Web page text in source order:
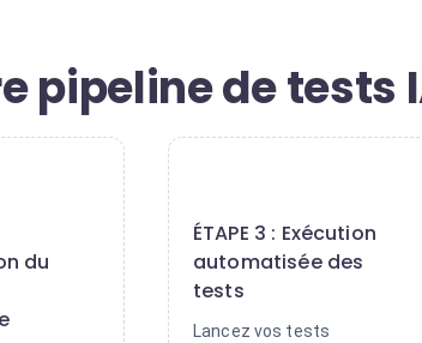
pipeline de tests
du
ÉTAPE 3 : Exécution
automatisée des
tests
Lancez vos tests